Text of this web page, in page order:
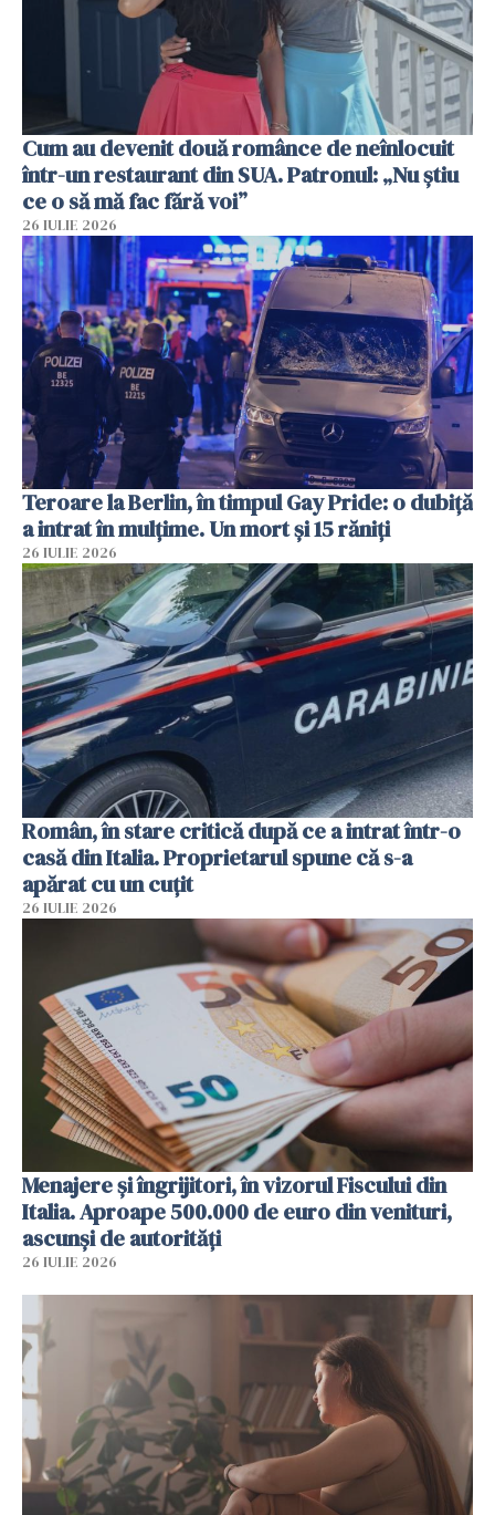
Cum au devenit două românce de neînlocuit
într-un restaurant din SUA. Patronul: „Nu știu
ce o să mă fac fără voi”
26 IULIE 2026
Teroare la Berlin, în timpul Gay Pride: o dubiță
a intrat în mulțime. Un mort și 15 răniți
26 IULIE 2026
Român, în stare critică după ce a intrat într-o
casă din Italia. Proprietarul spune că s-a
apărat cu un cuțit
26 IULIE 2026
Menajere și îngrijitori, în vizorul Fiscului din
Italia. Aproape 500.000 de euro din venituri,
ascunși de autorități
26 IULIE 2026